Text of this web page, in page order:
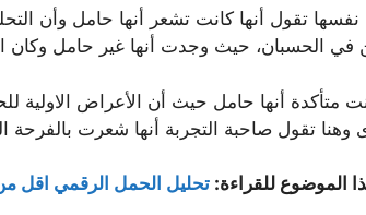
تقول أنها كانت تشعر أنها حامل وأن
في الحسبان، حيث وجدت أنها غير حامل وكان
متأكدة أنها حامل حيث أن الأعراض
وهنا تقول صاحبة التجربة أنها شعرت
الموضوع للقراءة: تحليل الحمل الرقمي اقل من 2 وطلعت